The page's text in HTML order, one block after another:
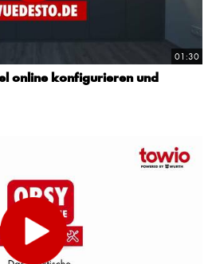
01:30
online konfigurieren und